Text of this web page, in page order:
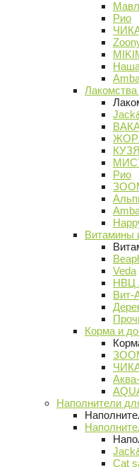
Рио
КУЗЯ
Рио
Витамины
Veda
НВЦ
Вит-
Корма и
Наполнители
Cat